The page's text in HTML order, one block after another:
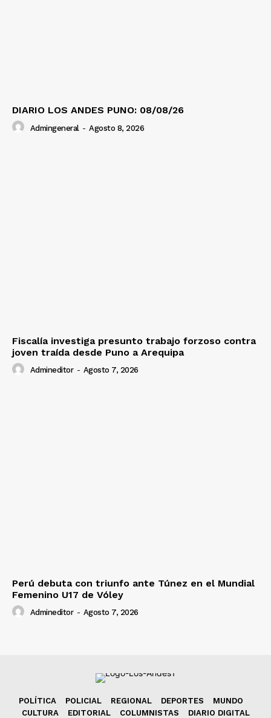
DIARIO LOS ANDES PUNO: 08/08/26
Admingeneral - Agosto 8, 2026
Fiscalía investiga presunto trabajo forzoso contra
joven traída desde Puno a Arequipa
Admineditor - Agosto 7, 2026
Perú debuta con triunfo ante Túnez en el Mundial
Femenino U17 de Vóley
Admineditor - Agosto 7, 2026
POLÍTICA POLICIAL REGIONAL DEPORTES
MUNDO
CULTURA
EDITORIAL COLUMNISTAS DIARIO DIGITAL